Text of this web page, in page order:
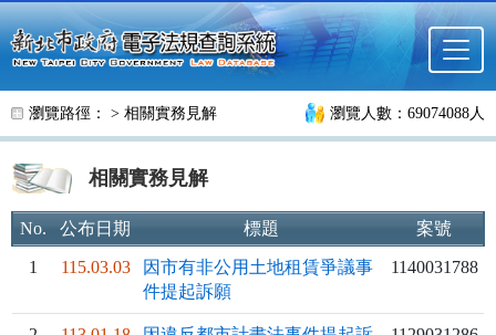
跳至主要內容
瀏覽路徑： > 相關實務見解 瀏覽人數：69074088人
相關實務見解
No. 公布日期 標題 案號
1 115.03.03
因市有非公用土地租賃爭議事
件提起訴願
1140031788